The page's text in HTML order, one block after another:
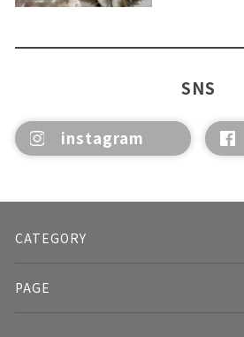
SNS
instagram
CATEGORY
PAGE